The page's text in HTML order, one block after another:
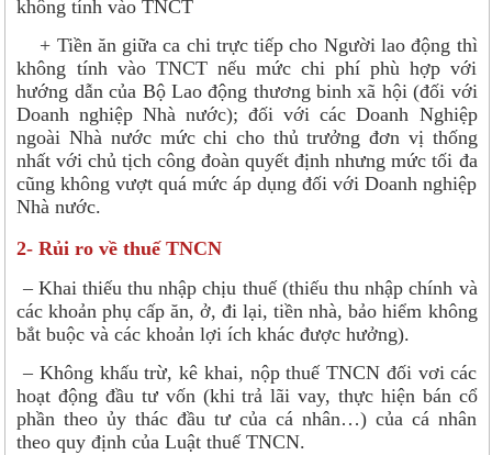
không tính vào TNCT
+ Tiền ăn giữa ca chi trực tiếp cho Người lao động thì
không tính vào TNCT nếu mức chi phí phù hợp với
hướng dẫn của Bộ Lao động thương binh xã hội (đối với
Doanh nghiệp Nhà nước); đối với các Doanh Nghiệp
ngoài Nhà nước mức chi cho thủ trưởng đơn vị thống
nhất với chủ tịch công đoàn quyết định nhưng mức tối đa
cũng không vượt quá mức áp dụng đối với Doanh nghiệp
Nhà nước.
2- Rủi ro về thuế TNCN
– Khai thiếu thu nhập chịu thuế (thiếu thu nhập chính và
các khoản phụ cấp ăn, ở, đi lại, tiền nhà, bảo hiểm không
bắt buộc và các khoản lợi ích khác được hưởng).
– Không khấu trừ, kê khai, nộp thuế TNCN đối vơi các
hoạt động đầu tư vốn (khi trả lãi vay, thực hiện bán cổ
phần theo ủy thác đầu tư của cá nhân…) của cá nhân
theo quy định của Luật thuế TNCN.